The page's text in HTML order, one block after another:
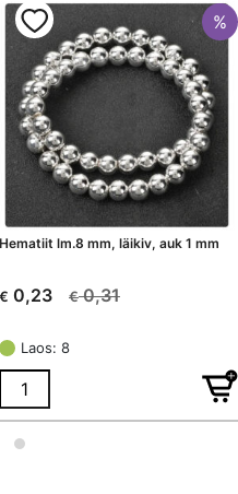
%
Hematiit lm.8 mm, läikiv, auk 1 mm
€0,31
Algne
oli:
€ 0,31.
€ 0,23
Current
is:
€ 0,23.
Laos: 8